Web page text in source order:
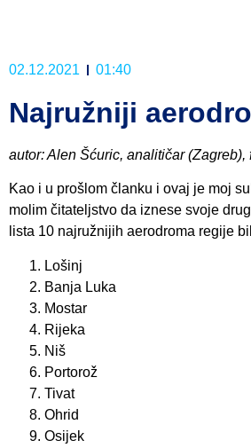
02.12.2021 01:40
Najružniji
autor: Alen Šćuric, analitičar (Zagreb),
Kao i u prošlom članku i ovaj je moj
molim čitateljstvo da iznese svoje
lista 10 najružnijih aerodroma regije
Lošinj
Banja Luka
Mostar
Rijeka
Niš
Portorož
Tivat
Ohrid
Osijek